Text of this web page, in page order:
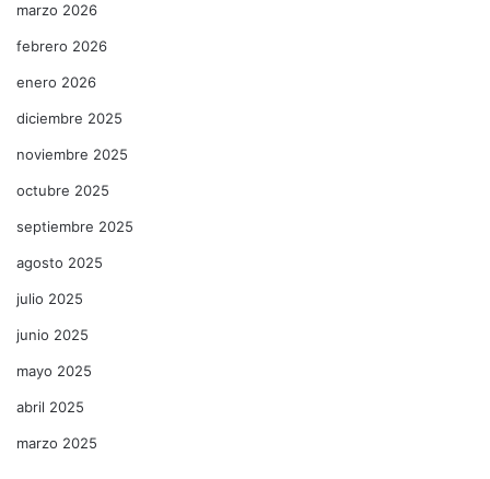
marzo 2026
febrero 2026
enero 2026
diciembre 2025
noviembre 2025
octubre 2025
septiembre 2025
agosto 2025
julio 2025
junio 2025
mayo 2025
abril 2025
marzo 2025